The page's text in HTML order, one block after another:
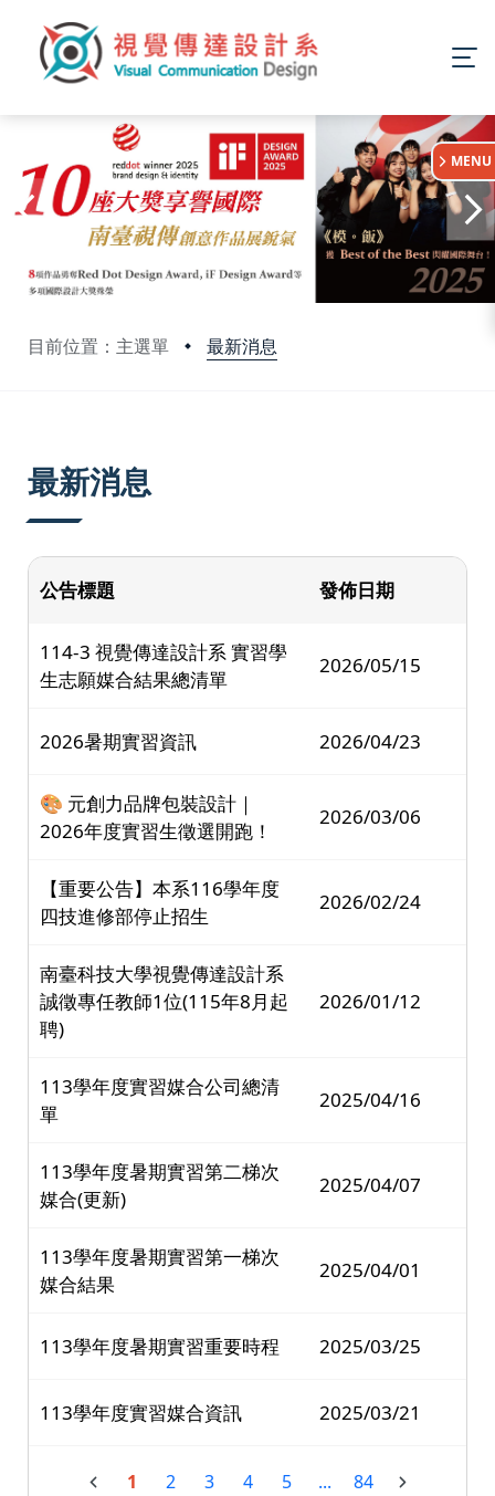
目前位置：主選單 最新消息
MENU
最新消息
公告標題 發佈日期
114-3 視覺傳達設計系 實習學
生志願媒合結果總清單
2026/05/15
2026暑期實習資訊 2026/04/23
🎨 元創力品牌包裝設計｜
2026年度實習生徵選開跑！
2026/03/06
【重要公告】本系116學年度
四技進修部停止招生
2026/02/24
南臺科技大學視覺傳達設計系
誠徵專任教師1位(115年8月起
聘)
2026/01/12
113學年度實習媒合公司總清
單
2025/04/16
113學年度暑期實習第二梯次
媒合(更新)
2025/04/07
113學年度暑期實習第一梯次
媒合結果
2025/04/01
113學年度暑期實習重要時程 2025/03/25
113學年度實習媒合資訊 2025/03/21
1 2 3 4 5 ... 84